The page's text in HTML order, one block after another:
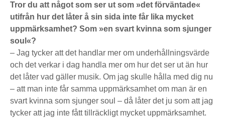
Tror du att något som ser ut som »det förväntade«
utifrån hur det låter å sin sida inte får lika mycket
uppmärksamhet? Som »en svart kvinna som sjunger
soul«?
– Jag tycker att det handlar mer om underhållningsvärde
och det verkar i dag handla mer om hur det ser ut än hur
det låter vad gäller musik. Om jag skulle hålla med dig nu
– att man inte får samma uppmärksamhet om man är en
svart kvinna som sjunger soul – då låter det ju som att jag
tycker att jag inte fått tillräckligt mycket uppmärksamhet.